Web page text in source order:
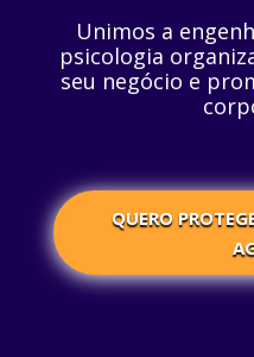
Unimos a
psicologia
seu negócio e
QUERO